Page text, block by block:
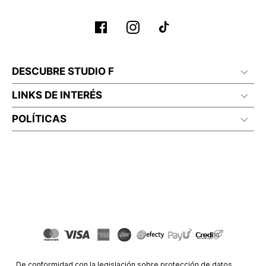
DESCUBRE STUDIO F
LINKS DE INTERÉS
POLÍTICAS